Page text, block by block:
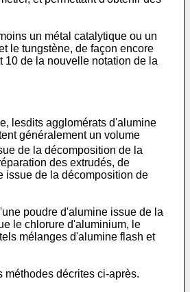
un métal catalytique ou un
le tungstène, de façon encore
10 de la nouvelle notation de la
lesdits agglomérats d'alumine
généralement un volume
de la décomposition de la
des extrudés, de
issue de la décomposition de
poudre d'alumine issue de la
le chlorure d'aluminium, le
mélanges d'alumine flash et
méthodes décrites ci-après.